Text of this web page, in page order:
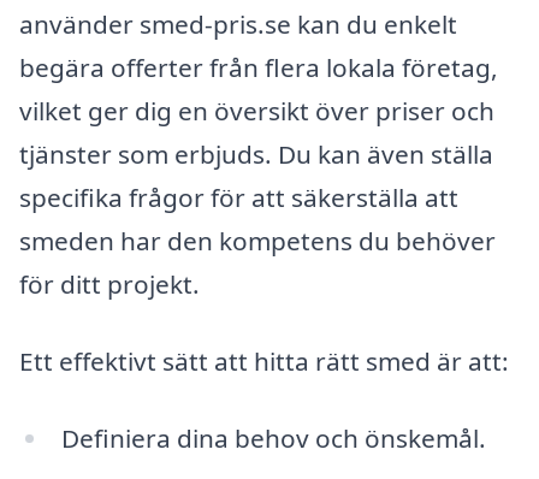
använder smed-pris.se kan du enkelt
begära offerter från flera lokala företag,
vilket ger dig en översikt över priser och
tjänster som erbjuds. Du kan även ställa
specifika frågor för att säkerställa att
smeden har den kompetens du behöver
för ditt projekt.
Ett effektivt sätt att hitta rätt smed är att:
Definiera dina behov och önskemål.